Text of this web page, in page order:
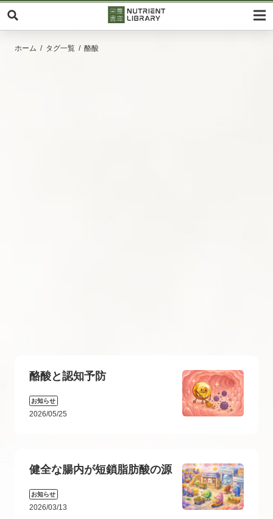
ホーム タグ一覧 酪酸
酪酸と認知予防
お知らせ
2026/05/25
健全な腸内が短鎖脂肪酸の源
お知らせ
2026/03/13